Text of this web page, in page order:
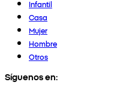
Infantil
Casa
Mujer
Hombre
Otros
Síguenos en: